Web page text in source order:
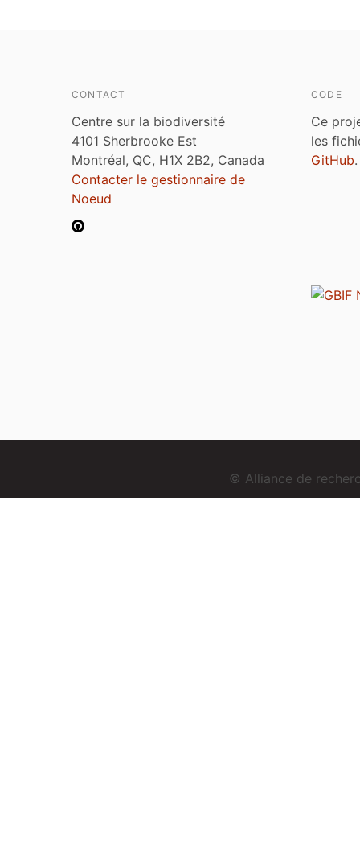
CONTACT
Centre sur la biodiversité
4101 Sherbrooke Est
Montréal, QC, H1X 2B2, Canada
Contacter le gestionnaire de
Noeud
CODE
Ce
les
GitHub.
© Alliance de